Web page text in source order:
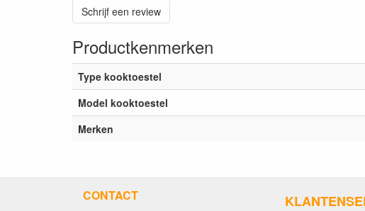
Schrijf een review
Productkenmerken
Type kooktoestel
Model kooktoestel
Merken
CONTACT